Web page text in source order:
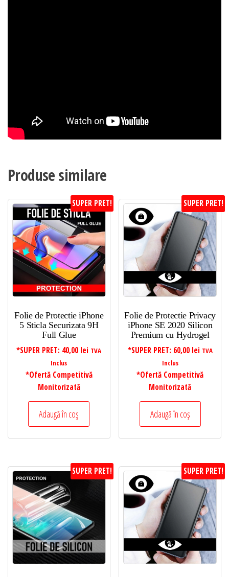
Produse similare
SUPER PRET!
Folie de Protectie iPhone
5 Sticla Securizata 9H
Full Glue
*SUPER PRET: 40,00 lei TVA
Inclus
*Ofertă Competitivă
Monitorizată
Adaugă în coș
SUPER PRET!
Folie de Protectie Privacy
iPhone SE 2020 Silicon
Premium cu Hydrogel
*SUPER PRET: 60,00 lei TVA
Inclus
*Ofertă Competitivă
Monitorizată
Adaugă în coș
SUPER PRET! SUPER PRET!